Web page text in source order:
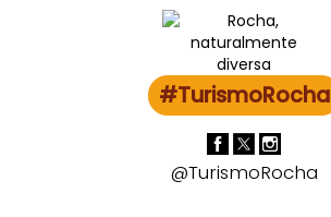
#TurismoRocha
@TurismoRocha